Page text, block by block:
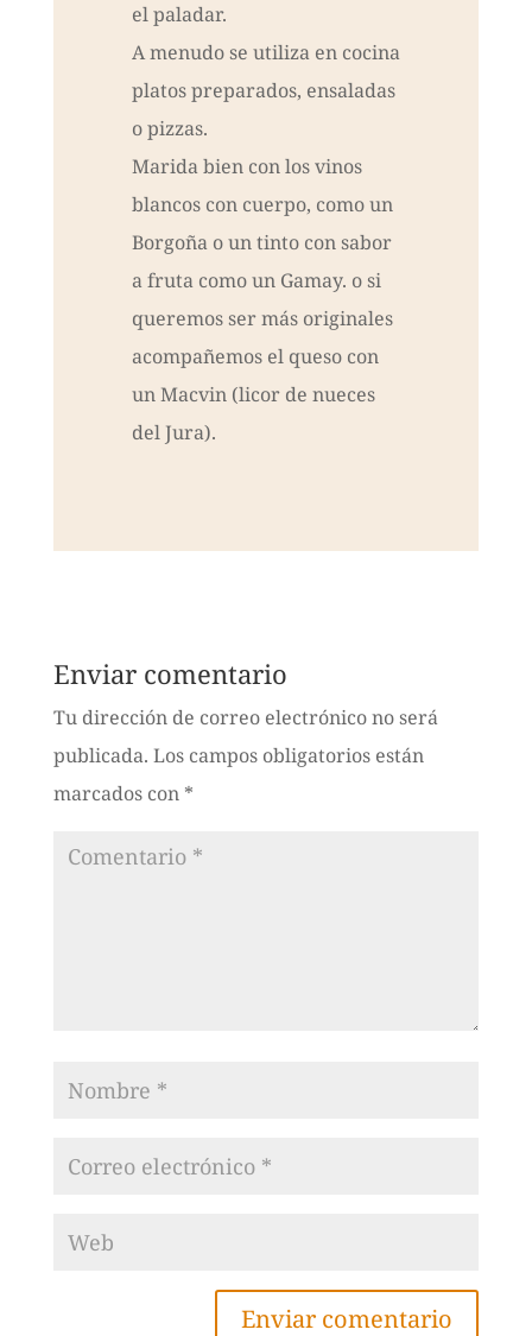
el paladar.
A menudo se utiliza en cocina
platos preparados, ensaladas
o pizzas.
Marida bien con los vinos
blancos con cuerpo, como un
Borgoña o un tinto con sabor
a fruta como un Gamay. o si
queremos ser más originales
acompañemos el queso con
un Macvin (licor de nueces
del Jura).
Enviar comentario
Tu dirección de correo electrónico no será
publicada. Los campos obligatorios están
marcados con *